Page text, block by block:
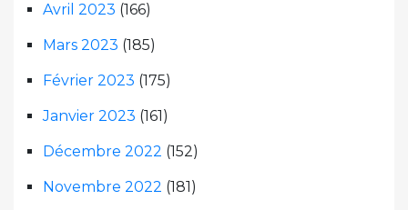
Avril 2023 (166)
Mars 2023 (185)
Février 2023 (175)
Janvier 2023 (161)
Décembre 2022 (152)
Novembre 2022 (181)